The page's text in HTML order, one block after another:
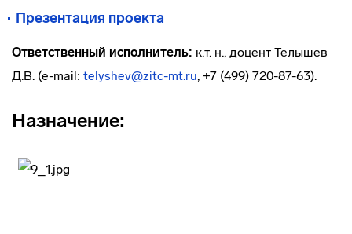
Презентация проекта
Ответственный исполнитель: к.т. н., доцент Телышев
Д.В. (e-mail: telyshev@zitc-mt.ru, +7 (499) 720-87-63).
Назначение: